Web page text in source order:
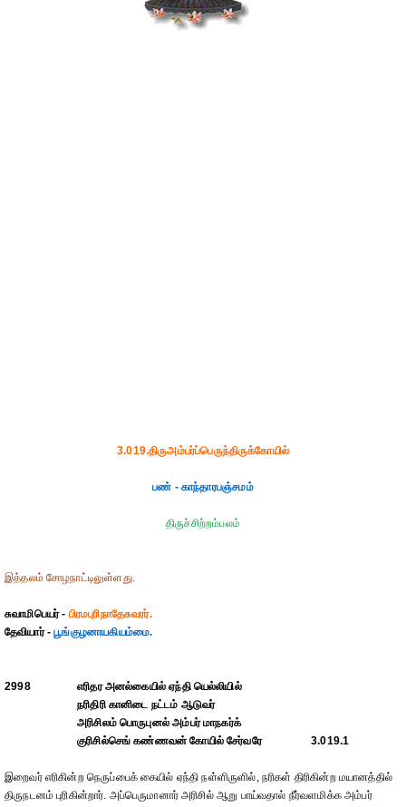
3.019.திருஅம்பர்ப்பெருந்திருக்கோயில்
பண் - காந்தாரபஞ்சமம்
திருச்சிற்றம்பலம்
இத்தலம் சோழநாட்டிலுள்ளது.
சுவாமிபெயர் - பிரமபுரிநாதேசுவரர்.
தேவியார் -பூங்குழனாயகியம்மை.
2998
எரிதர அனல்கையில் ஏந்தி யெல்லியில்
நரிதிரி கானிடை நட்டம் ஆடுவர்
அரிசிலம் பொருபுனல் அம்பர் மாநகர்க்
குரிசில்செங் கண்ணவன் கோயில் சேர்வரே
3.019.1
இறைவர் எரிகின்ற நெருப்பைக் கையில் ஏந்தி நள்ளிருளில், நரிகள் திரிகின்ற மயானத்தில்
திருநடனம் புரிகின்றார். அப்பெருமானார் அரிசில் ஆறு பாய்வதால் நீர்வளமிக்க அம்பர்